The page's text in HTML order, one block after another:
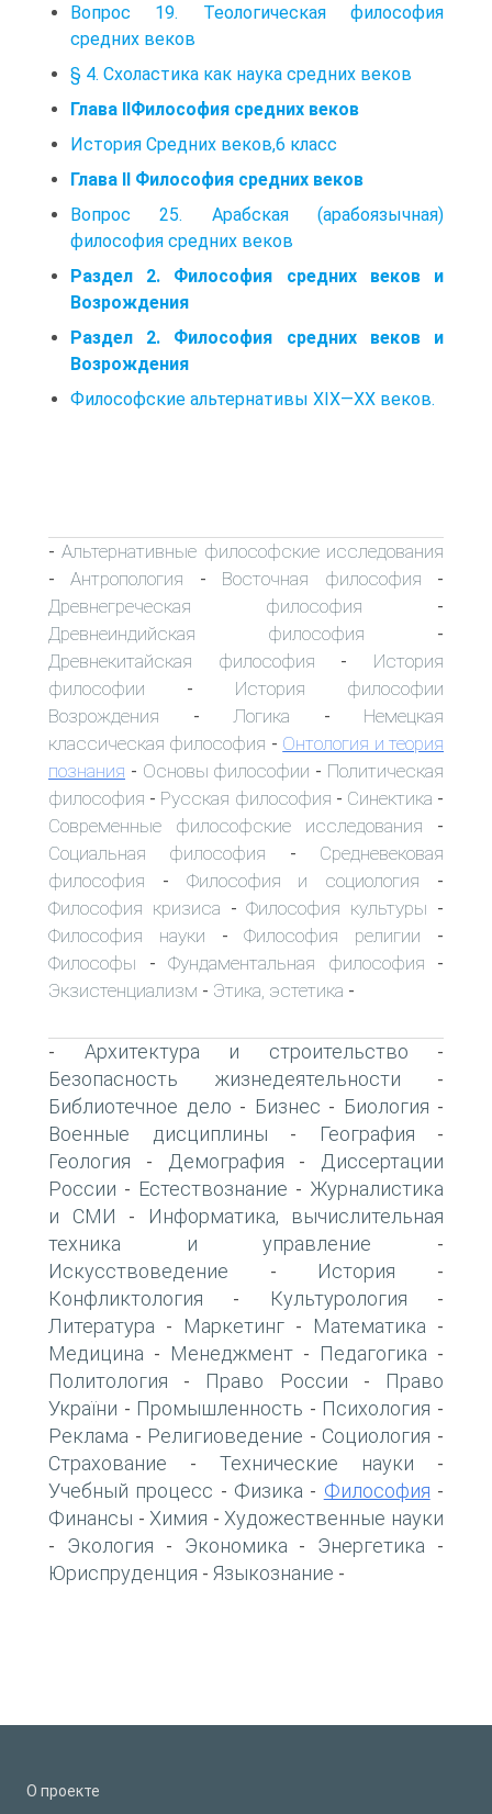
Вопрос 19. Теологическая философия
средних веков
§ 4. Схоластика как наука средних веков
Глава IIФилософия средних веков
История Средних веков,6 класс
Глава II Философия средних веков
Вопрос 25. Арабская (арабоязычная)
философия средних веков
Раздел 2. Философия средних веков и
Возрождения
Раздел 2. Философия средних веков и
Возрождения
Философские альтернативы XIX—XX веков.
-Альтернативные философские исследования
-Антропология - Восточная философия -
Древнегреческая философия -
Древнеиндийская философия -
Древнекитайская философия - История
философии - История философии
Возрождения - Логика - Немецкая
классическая философия - Онтология и теория
познания - Основы философии - Политическая
философия - Русская философия - Синектика -
Современные философские исследования -
Социальная философия - Средневековая
философия - Философия и социология -
Философия кризиса -Философия культуры -
Философия науки -Философия религии -
Философы - Фундаментальная философия -
Экзистенциализм - Этика, эстетика -
- Архитектура и строительство -
Безопасность жизнедеятельности -
Библиотечное дело - Бизнес - Биология -
Военные дисциплины - География -
Геология - Демография -
Диссертации
России - Естествознание - Журналистика
и СМИ -
Информатика, вычислительная
техника и управление -
Искусствоведение - История -
Конфликтология - Культурология -
Литература - Маркетинг - Математика -
Медицина - Менеджмент - Педагогика -
Политология - Право России -
Право
України - Промышленность - Психология -
Реклама - Религиоведение - Социология -
Страхование - Технические науки -
Учебный процесс - Физика - Философия -
Финансы - Химия - Художественные науки
- Экология - Экономика - Энергетика -
Юриспруденция - Языкознание -
О проекте